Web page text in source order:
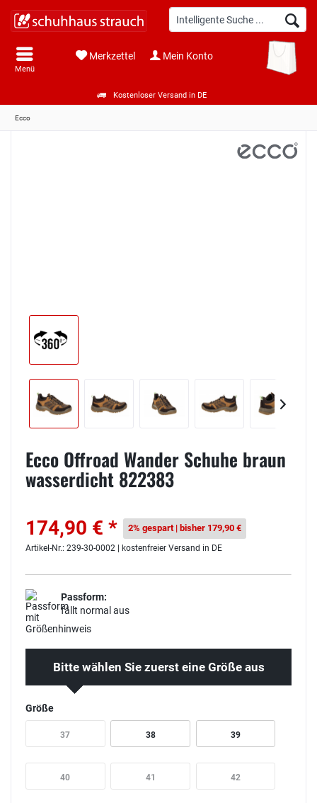
Kostenloser Versand in DE
Menü
Merkzettel Mein Konto
Ecco
Ecco Offroad Wander Schuhe braun
wasserdicht 822383
174,90 € * 2% gespart | bisher 179,90 €
Artikel-Nr.: 239-30-0002 | kostenfreier Versand in DE
Passform:
fällt normal aus
Bitte wählen Sie zuerst eine Größe aus
Größe
37 38 39
40 41 42